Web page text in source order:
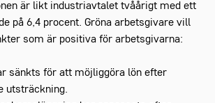
är likt industriavtalet tvåårigt med ett
på 6,4 procent. Gröna arbetsgivare vill
som är positiva för arbetsgivarna:
sänkts för att möjliggöra lön efter
utsträckning.